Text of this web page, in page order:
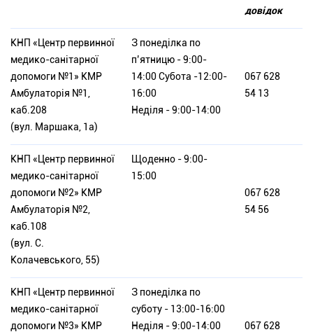
довідок
КНП «Центр первинної
медико-санітарної
допомоги №1» КМР
Амбулаторія №1,
каб.208
(вул. Маршака, 1а)
З понеділка по
п’ятницю - 9:00-
14:00 Субота -12:00-
16:00
Неділя - 9:00-14:00
067 628
54 13
КНП «Центр первинної
медико-санітарної
допомоги №2» КМР
Амбулаторія №2,
каб.108
(вул. С.
Колачевського, 55)
Щоденно - 9:00-
15:00
067 628
54 56
КНП «Центр первинної
медико-санітарної
допомоги №3» КМР
З понеділка по
суботу - 13:00-16:00
Неділя - 9:00-14:00
067 628